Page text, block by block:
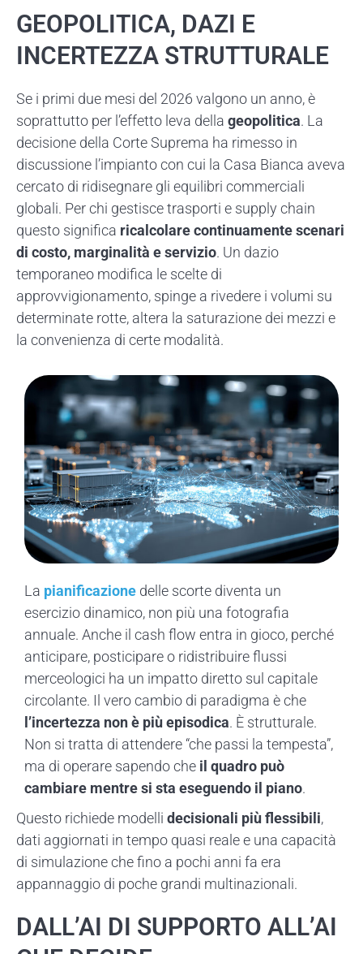
GEOPOLITICA, DAZI E
INCERTEZZA STRUTTURALE
Se i primi due mesi del 2026 valgono un anno, è
soprattutto per l’effetto leva della geopolitica. La
decisione della Corte Suprema ha rimesso in
discussione l’impianto con cui la Casa Bianca aveva
cercato di ridisegnare gli equilibri commerciali
globali. Per chi gestisce trasporti e supply chain
questo significa ricalcolare continuamente scenari
di costo, marginalità e servizio. Un dazio
temporaneo modifica le scelte di
approvvigionamento, spinge a rivedere i volumi su
determinate rotte, altera la saturazione dei mezzi e
la convenienza di certe modalità.
La pianificazione delle scorte diventa un
esercizio dinamico, non più una fotografia
annuale. Anche il cash flow entra in gioco, perché
anticipare, posticipare o ridistribuire flussi
merceologici ha un impatto diretto sul capitale
circolante. Il vero cambio di paradigma è che
l’incertezza non è più episodica. È strutturale.
Non si tratta di attendere “che passi la tempesta”,
ma di operare sapendo che il quadro può
cambiare mentre si sta eseguendo il piano.
Questo richiede modelli decisionali più flessibili,
dati aggiornati in tempo quasi reale e una capacità
di simulazione che fino a pochi anni fa era
appannaggio di poche grandi multinazionali.
DALL’AI DI SUPPORTO ALL’AI